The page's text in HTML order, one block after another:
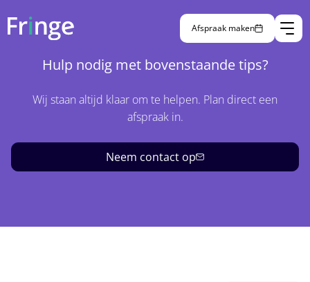
Afspraak maken
Hulp nodig met bovenstaande tips?
Wij staan altijd klaar om te helpen. Plan direct een
afspraak in.
Neem contact op